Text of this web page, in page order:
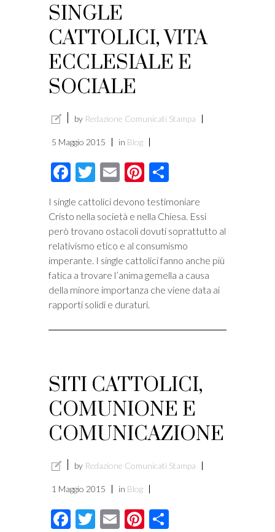
SINGLE
CATTOLICI, VITA
ECCLESIALE E
SOCIALE
by Redazione Comunicati Stampa
5 Maggio 2015 in Blog
Facebook
Twitter
EmailPinterest
I single cattolici devono testimoniare
Cristo nella società e nella Chiesa. Essi
però trovano ostacoli dovuti soprattutto al
relativismo etico e al consumismo
imperante. I single cattolici fanno anche più
fatica a trovare l’anima gemella a causa
della minore importanza che viene data ai
rapporti solidi e duraturi.
SITI CATTOLICI,
COMUNIONE E
COMUNICAZIONE
by Redazione Comunicati Stampa
1 Maggio 2015 in Blog
Facebook
Twitter
EmailPinterest